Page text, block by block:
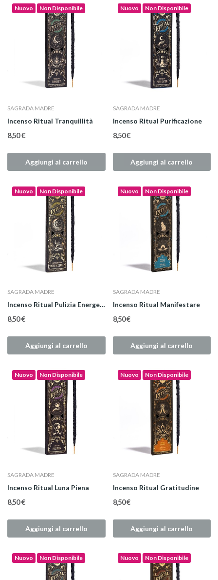
Nuovo Non Disponibile
SAGRADA MADRE
Incenso Ritual Tranquillità
8,50 €
Aggiungi al carrello
Nuovo Non Disponibile
SAGRADA MADRE
Incenso Ritual Purificazione
8,50 €
Aggiungi al carrello
Nuovo Non Disponibile
SAGRADA MADRE
Incenso Ritual Pulizia Energetica
8,50 €
Aggiungi al carrello
Nuovo Non Disponibile
SAGRADA MADRE
Incenso Ritual Manifestare
8,50 €
Aggiungi al carrello
Nuovo Non Disponibile
SAGRADA MADRE
Incenso Ritual Luna Piena
8,50 €
Aggiungi al carrello
Nuovo Non Disponibile
SAGRADA MADRE
Incenso Ritual Gratitudine
8,50 €
Aggiungi al carrello
Nuovo Non Disponibile Nuovo Non Disponibile